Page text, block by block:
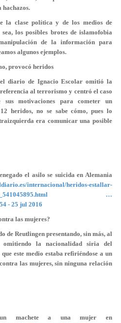
hachazos.
la clase política y de los medios de
los posibles brotes de islamofobia
de la información para
algunos ejemplos.
provocó heridos
el diario de Ignacio Escolar omitió la
al terrorismo y centró el caso
motivaciones para cometer un
heridos, no se sabe cómo, pues lo
era comunicar una posible
el asilo se suicida en Alemania
internacional/heridos-estallar-
…
- 25 jul 2016
las mujeres?
de Reutlingen presentando, sin más, al
omitiendo la nacionalidad siria del
este medio estaba refiriéndose a un
las mujeres, sin ninguna relación
machete a una mujer en